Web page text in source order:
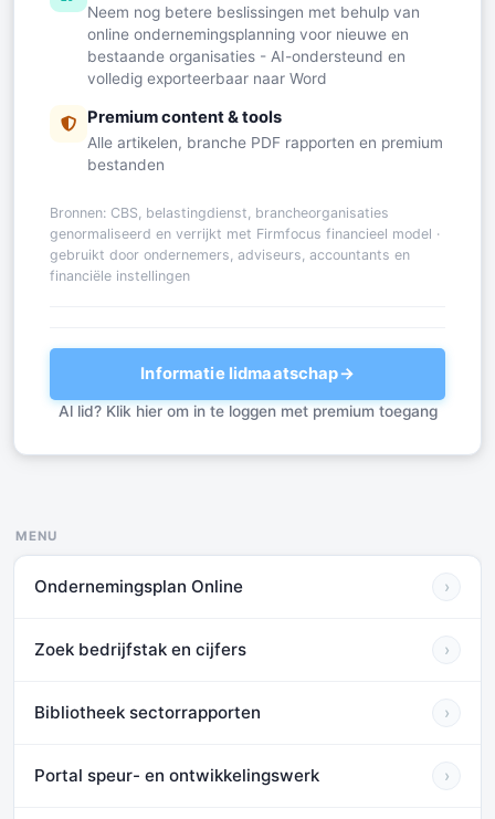
Neem nog betere beslissingen met behulp van
online ondernemingsplanning voor nieuwe en
bestaande organisaties - AI-ondersteund en
volledig exporteerbaar naar Word
Premium content & tools
Alle artikelen, branche PDF rapporten en premium
bestanden
Bronnen: CBS, belastingdienst, brancheorganisaties
genormaliseerd en verrijkt met Firmfocus financieel model ·
gebruikt door ondernemers, adviseurs, accountants en
financiële instellingen
Informatie lidmaatschap→
Al lid? Klik hier om in te loggen met premium toegang
MENU
Ondernemingsplan Online ›
Zoek bedrijfstak en cijfers ›
Bibliotheek sectorrapporten ›
Portal speur- en ontwikkelingswerk ›